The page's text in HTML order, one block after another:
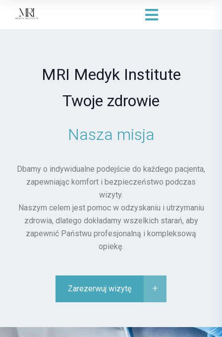
MRI Medyk Institute
Twoje zdrowie
Nasza misja
Dbamy o indywidualne podejście do każdego pacjenta,
zapewniając komfort i bezpieczeństwo podczas
wizyty.
Naszym celem jest pomoc w odzyskaniu i utrzymaniu
zdrowia, dlatego dokładamy wszelkich starań, aby
zapewnić Państwu profesjonalną i kompleksową
opiekę.
Zarezerwuj wizytę